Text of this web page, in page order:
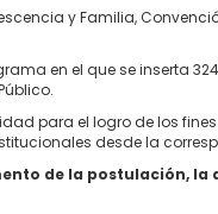
y Familia,
en el que se inserta
para el logro de los
desde la
de la postulación,